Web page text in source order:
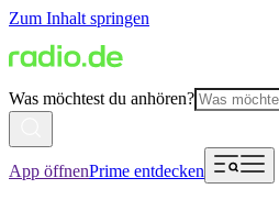
Zum Inhalt springen
Was möchtest du anhören?
App öffnenPrime entdecken